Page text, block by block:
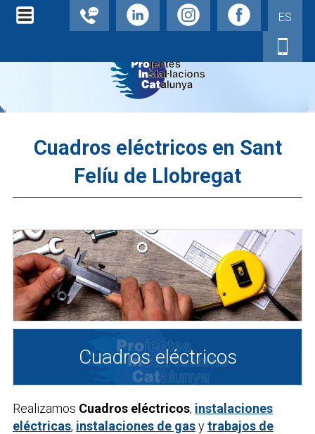
ES
Cuadros eléctricos en Sant
Felíu de Llobregat
Cuadros eléctricos
Realizamos Cuadros eléctricos, instalaciones
eléctricas, instalaciones de gasytrabajos de